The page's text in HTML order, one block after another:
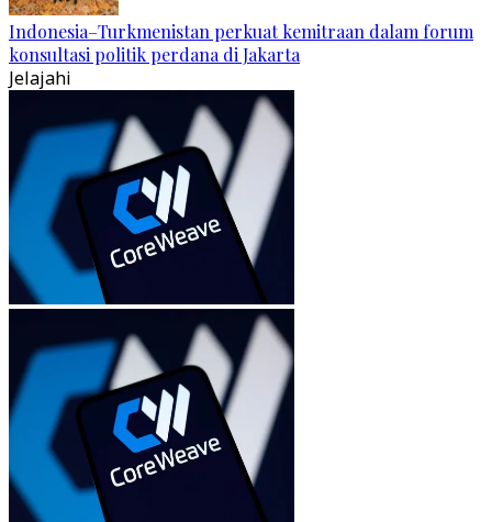
Indonesia–Turkmenistan perkuat kemitraan dalam forum
konsultasi politik perdana di Jakarta
Jelajahi